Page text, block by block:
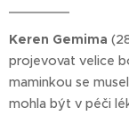
Keren Gemima
projevovat velice
maminkou se
mohla být v péči